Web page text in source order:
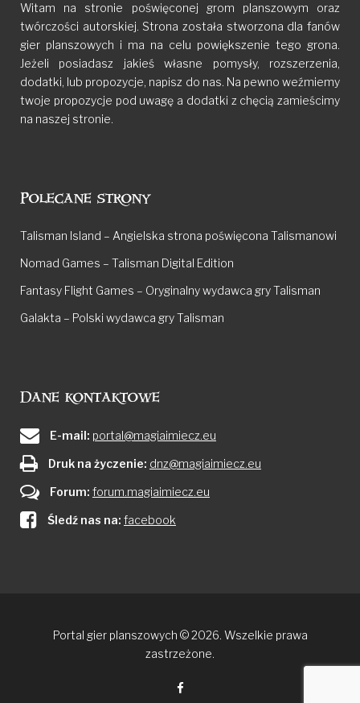
Witam na stronie poświęconej grom planszowym oraz
twórczości autorskiej. Strona została stworzona dla fanów
gier planszowych i ma na celu powiększenie tego grona.
Jeżeli posiadasz jakieś własne pomysły, rozszerzenia,
dodatki, lub propozycje, napisz do nas. Na pewno weźmiemy
twoje propozycje pod uwagę a dodatki z chęcią zamieścimy
na naszej stronie.
Polecane strony
Talisman Island – Angielska strona poświęcona Talismanowi
Nomad Games – Talisman Digital Edition
Fantasy Flight Games – Oryginalny wydawca gry Talisman
Galakta – Polski wydawca gry Talisman
Dane kontaktowe
E-mail: portal@magiaimiecz.eu
Druk na życzenie: dnz@magiaimiecz.eu
Forum: forum.magiaimiecz.eu
Śledź nas na: facebook
Portal gier planszowych © 2026. Wszelkie prawa
zastrzeżone.